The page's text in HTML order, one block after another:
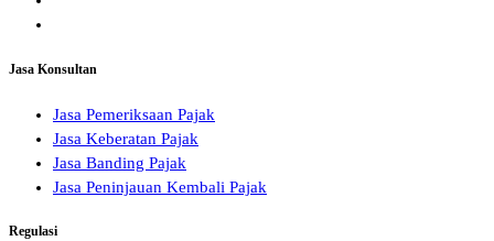
Jasa Konsultan
Jasa Pemeriksaan Pajak
Jasa Keberatan Pajak
Jasa Banding Pajak
Jasa Peninjauan Kembali Pajak
Regulasi